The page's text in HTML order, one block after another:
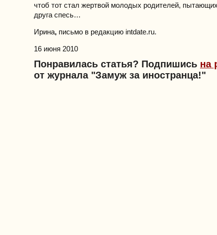
чтоб тот стал жертвой молодых родителей,
друга спесь…
Ирина, письмо в редакцию intdate.ru.
16 июня 2010
Понравилась статья? Подпишись на
от журнала "Замуж за иностранца!"